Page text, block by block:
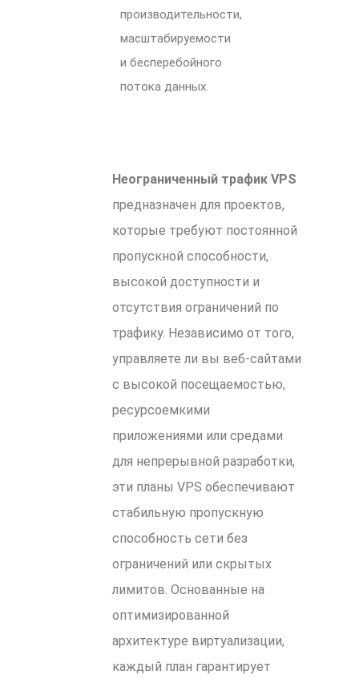
производительности,
масштабируемости
и бесперебойного
потока данных.
Неограниченный трафик VPS
предназначен для проектов,
которые требуют постоянной
пропускной способности,
высокой доступности и
отсутствия ограничений по
трафику. Независимо от того,
управляете ли вы веб-сайтами
с высокой посещаемостью,
ресурсоемкими
приложениями или средами
для непрерывной разработки,
эти планы VPS обеспечивают
стабильную пропускную
способность сети без
ограничений или скрытых
лимитов. Основанные на
оптимизированной
архитектуре виртуализации,
каждый план гарантирует